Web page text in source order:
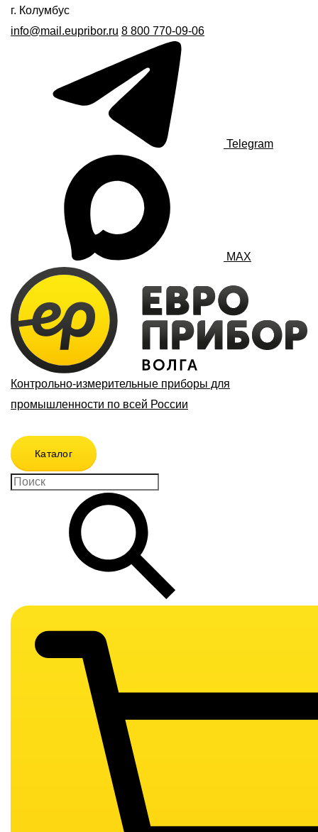
г. Колумбус
info@mail.eupribor.ru 8 800 770-09-06
Telegram
MAX
Контрольно-измерительные приборы для
промышленности по всей России
Каталог